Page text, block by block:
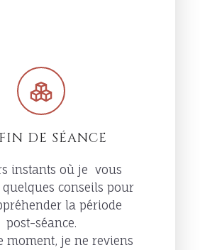
DE SÉANCE
instants où je vous
conseils pour
la période
post-séance.
moment, je ne reviens